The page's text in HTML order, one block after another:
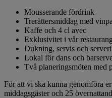
Mousserande fördrink
Trerättersmiddag med
Kaffe och 4 cl avec
Exklusivitet i vår restaurang
Dukning, servis och
Lokal för dans och
Två planeringsmöten med
För att vi ska kunna genomföra
middagsgäster och 25